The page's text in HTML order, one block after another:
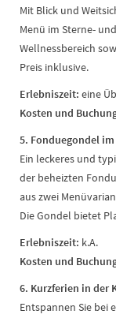
Mit Blick und
Menü im Sterne-
Wellnessbereich
Preis inklusive.
Erlebniszeit: eine
Kosten und
5. Fonduegondel
Ein leckeres und
der beheizten
aus zwei
Die Gondel bietet
Erlebniszeit: k.A.
Kosten und
6. Kurzferien in der
Entspannen Sie bei